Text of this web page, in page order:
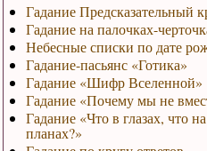
Гадание Предсказательный
Гадание на палочках-
Небесные списки по дате
Гадание-пасьянс «Готика»
Гадание «Шифр Вселенной»
Гадание «Почему мы не
Гадание «Что в глазах, что
планах?»